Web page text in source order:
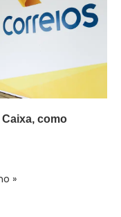
como
»